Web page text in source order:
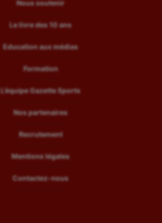
Nous soutenir
Le livre des 10 ans
Education aux médias
Formation
L’équipe Gazette Sports
Nos partenaires
Recrutement
Mentions légales
Contactez-nous